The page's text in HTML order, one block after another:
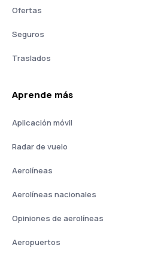
Ofertas
Seguros
Traslados
Aprende más
Aplicación móvil
Radar de vuelo
Aerolíneas
Aerolíneas nacionales
Opiniones de aerolíneas
Aeropuertos